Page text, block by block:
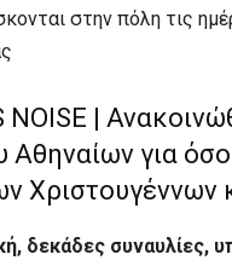
στην πόλη τις
NOISE |
για
Χριστουγέννων
δεκάδες συναυλίες,